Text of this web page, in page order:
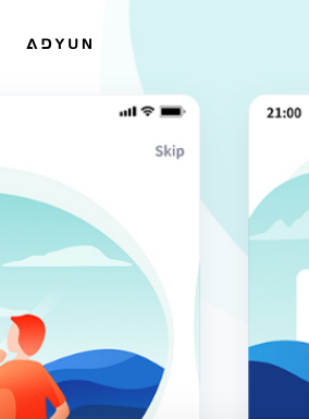
作品